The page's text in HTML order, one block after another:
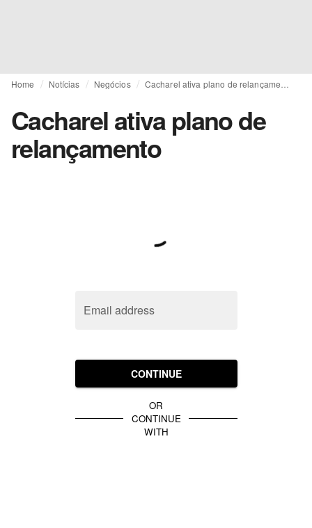
Home Notícias Negócios
Cacharel ativa plano de
relançamento
Email address
CONTINUE
OR
CONTINUE
WITH